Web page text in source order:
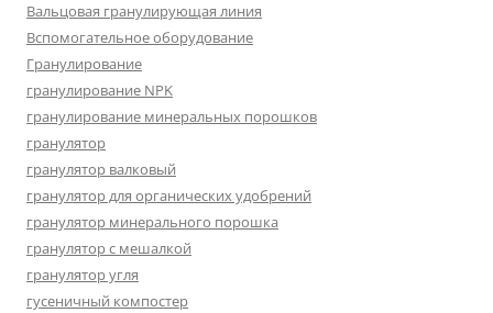
Вальцовая гранулирующая линия
Вспомогательное оборудование
Гранулирование
гранулирование NPK
гранулирование минеральных порошков
гранулятор
гранулятор валковый
гранулятор для органических удобрений
гранулятор минерального порошка
гранулятор с мешалкой
гранулятор угля
гусеничный компостер